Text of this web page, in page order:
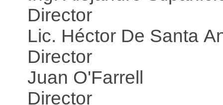
Director
Lic. Héctor De Santa
Director
Juan O'Farrell
Director